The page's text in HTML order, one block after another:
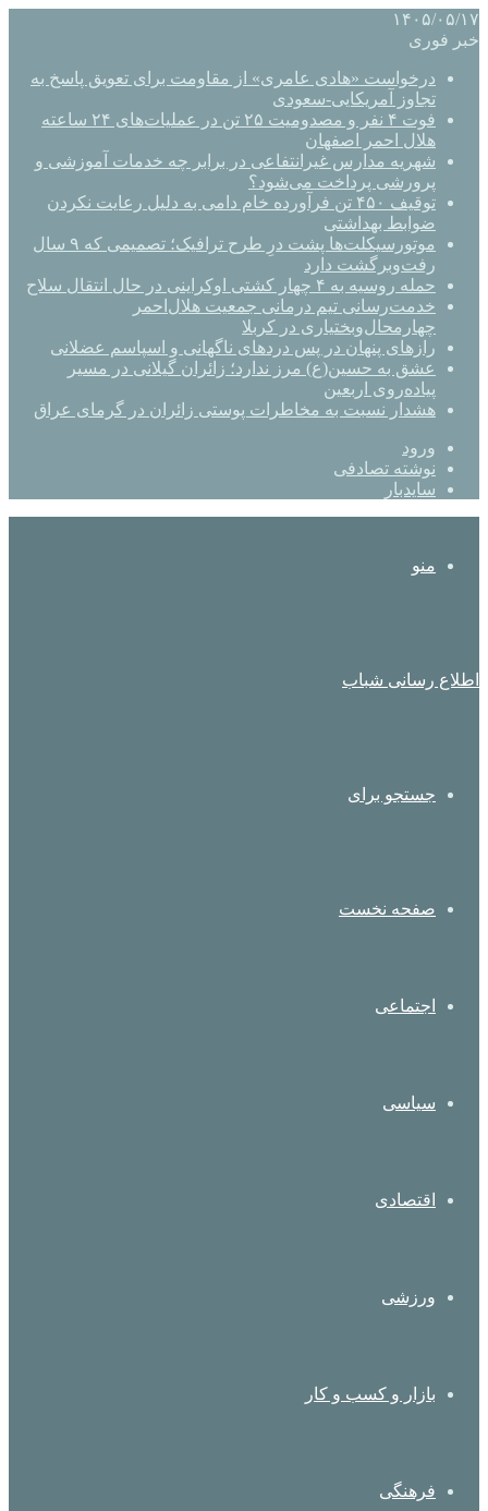
۱۴۰۵/۰۵/۱۷
خبر فوری
درخواست «هادی عامری» از مقاومت برای تعویق پاسخ به
تجاوز آمریکایی-سعودی
فوت ۴ نفر و مصدومیت ۲۵ تن در عملیات‌های ۲۴ ساعته
هلال احمر اصفهان
شهریه مدارس غیرانتفاعی در برابر چه خدمات آموزشی و
پرورشی پرداخت می‌شود؟
توقیف ۴۵۰ تن فرآورده خام دامی به دلیل رعایت نکردن
ضوابط بهداشتی
موتورسیکلت‌ها پشت درِ طرح ترافیک؛ تصمیمی که ۹ سال
رفت‌وبرگشت دارد
حمله روسیه به ۴ چهار کشتی اوکراینی در حال انتقال سلاح
خدمت‌رسانی تیم درمانی جمعیت هلال‌احمر
چهارمحال‌وبختیاری در کربلا
رازهای پنهان در پس دردهای ناگهانی و اسپاسم عضلانی
عشق به حسین(ع) مرز ندارد؛ زائران گیلانی در مسیر
پیاده‌روی اربعین
هشدار نسبت به مخاطرات پوستی زائران در گرمای عراق
ورود
نوشته تصادفی
سایدبار
منو
اطلاع رسانی شباب
جستجو برای
صفحه نخست
اجتماعی
سیاسی
اقتصادی
ورزشی
بازار و کسب و کار
فرهنگی